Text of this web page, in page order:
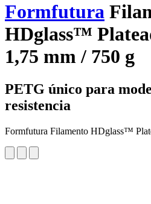
Formfutura
HDglass™
1,75 mm / 750 g
PETG único para
resistencia
Formfutura Filamento HDglass™